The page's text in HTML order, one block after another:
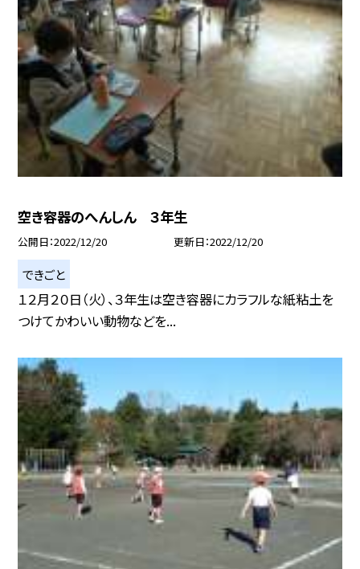
空き容器のへんしん ３年生
公開日 2022/12/20 更新日 2022/12/20
できごと
１２月２０日（火）、３年生は空き容器にカラフルな紙粘土を
つけてかわいい動物などを...